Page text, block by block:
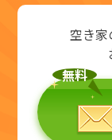
空き家
無料